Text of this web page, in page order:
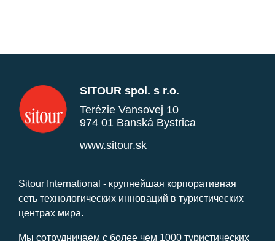
SITOUR spol. s r.o.
Terézie Vansovej 10
974 01 Banská Bystrica
www.sitour.sk
Sitour International - крупнейшая корпоративная
сеть технологических инноваций в туристических
центрах мира.
Мы сотрудничаем с более чем 1000 туристических